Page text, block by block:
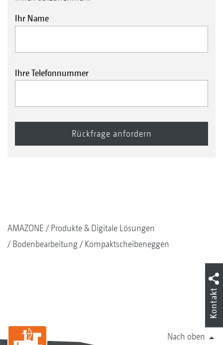
Ihr Name
Ihre Telefonnummer
AMAZONE
Produkte & Digitale Lösungen
Bodenbearbeitung
Kompaktscheibeneggen
Nach oben
Kontakt